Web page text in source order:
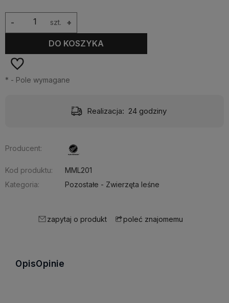
szt. +
-
DO KOSZYKA
* - Pole wymagane
Realizacja: 24 godziny
Producent:
Kod produktu:
MML201
Kategoria:
Pozostałe - Zwierzęta leśne
zapytaj o produkt poleć znajomemu
OpisOpinie